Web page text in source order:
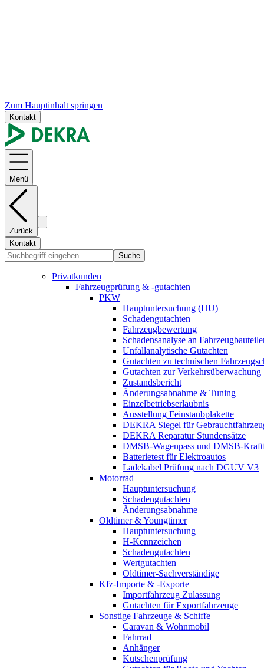
Zum Hauptinhalt springen
Kontakt
Menü
Zurück
Kontakt
Suche
Privatkunden
Fahrzeugprüfung & -gutachten
PKW
Hauptuntersuchung (HU)
Schadengutachten
Fahrzeugbewertung
Schadensanalyse an
Unfallanalytische Gutachten
Gutachten zu technischen
Gutachten zur Verkehrsüberwachung
Zustandsbericht
Änderungsabnahme & Tuning
Einzelbetriebserlaubnis
Ausstellung Feinstaubplakette
DEKRA Siegel für
DEKRA Reparatur Stundensätze
DMSB-Wagenpass und DMSB-
Batterietest für Elektroautos
Ladekabel Prüfung nach DGUV V3
Motorrad
Hauptuntersuchung
Schadengutachten
Änderungsabnahme
Oldtimer & Youngtimer
Hauptuntersuchung
H-Kennzeichen
Schadengutachten
Wertgutachten
Oldtimer-Sachverständige
Kfz-Importe & -Exporte
Importfahrzeug Zulassung
Gutachten für Exportfahrzeuge
Sonstige Fahrzeuge & Schiffe
Caravan & Wohnmobil
Fahrrad
Anhänger
Kutschenprüfung